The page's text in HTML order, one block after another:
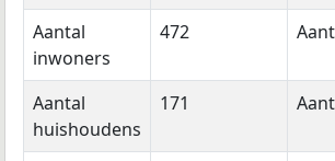
Aantal
inwoners
472
Aantal
huishoudens
171